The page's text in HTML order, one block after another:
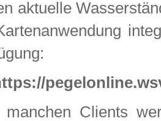
aktuelle
manchen Clients